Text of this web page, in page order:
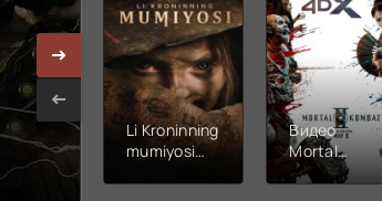
Li Kroninning
mumiyosi
Видео
Mortal
kombat 2 /